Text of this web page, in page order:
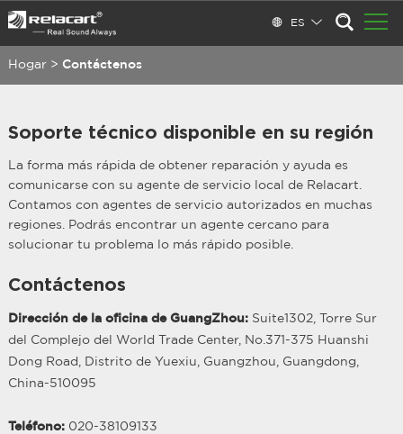
ES
Hogar > Contáctenos
Soporte técnico disponible en su región
La forma más rápida de obtener reparación y ayuda es
comunicarse con su agente de servicio local de Relacart.
Contamos con agentes de servicio autorizados en muchas
regiones. Podrás encontrar un agente cercano para
solucionar tu problema lo más rápido posible.
Contáctenos
Dirección de la oficina de GuangZhou:Suite1302, Torre Sur
del Complejo del World Trade Center, No.371-375 Huanshi
Dong Road, Distrito de Yuexiu, Guangzhou, Guangdong,
China-510095
Teléfono:020-38109133